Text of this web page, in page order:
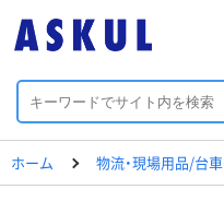
ホーム 物流・現場用品/台車